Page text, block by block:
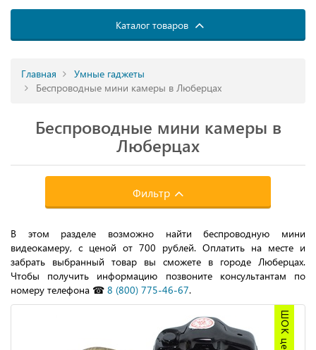
Каталог товаров
Главная
Умные гаджеты
Беспроводные мини камеры в Люберцах
Беспроводные мини камеры в
Люберцах
Фильтр
В этом разделе возможно найти беспроводную мини
видеокамеру, с ценой от 700 рублей. Оплатить на месте и
забрать выбранный товар вы сможете в городе Люберцах.
Чтобы получить информацию позвоните консультантам по
номеру телефона ☎ 8 (800) 775-46-67.